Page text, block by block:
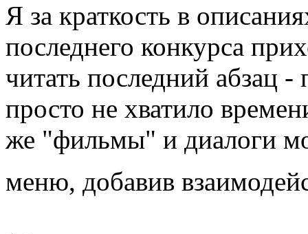
Я за краткость в
последнего конкурса
читать последний абзац
просто не хватило
же "фильмы" и диалоги
меню, добавив